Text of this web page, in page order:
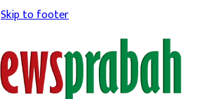
Skip to footer